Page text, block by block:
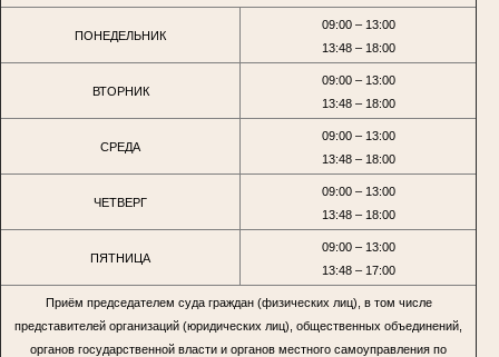
ПОНЕДЕЛЬНИК
09:00 – 13:00
13:48 – 18:00
ВТОРНИК
09:00 – 13:00
13:48 – 18:00
СРЕДА
09:00 – 13:00
13:48 – 18:00
ЧЕТВЕРГ
09:00 – 13:00
13:48 – 18:00
ПЯТНИЦА
09:00 – 13:00
13:48 – 17:00
Приём председателем суда граждан (физических лиц), в том числе
представителей организаций (юридических лиц), общественных объединений,
органов государственной власти и органов местного самоуправления по